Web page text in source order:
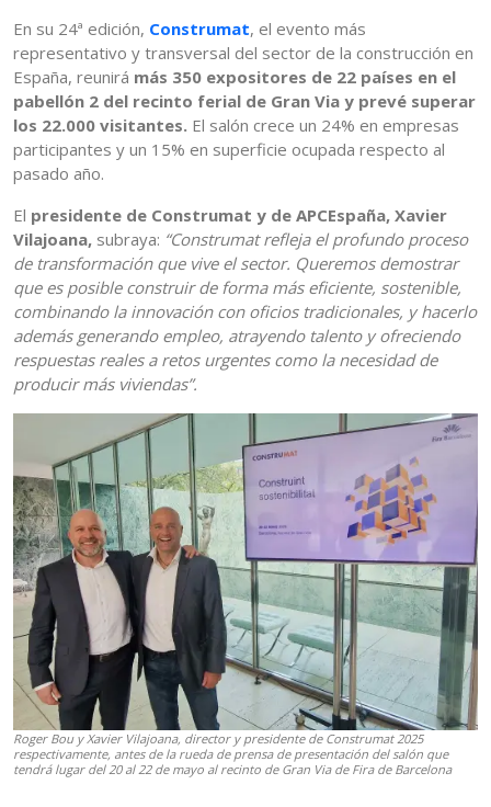
En su 24ª edición, Construmat, el evento más
representativo y transversal del sector de la construcción en
España, reunirá más 350 expositores de 22 países en el
pabellón 2 del recinto ferial de Gran Via y prevé superar
los 22.000 visitantes. El salón crece un 24% en empresas
participantes y un 15% en superficie ocupada respecto al
pasado año.
El presidente de Construmat y de APCEspaña, Xavier
Vilajoana, subraya: “Construmat refleja el profundo proceso
de transformación que vive el sector. Queremos demostrar
que es posible construir de forma más eficiente, sostenible,
combinando la innovación con oficios tradicionales, y hacerlo
además generando empleo, atrayendo talento y ofreciendo
respuestas reales a retos urgentes como la necesidad de
producir más viviendas”.
Roger Bou y Xavier Vilajoana, director y presidente de Construmat 2025
respectivamente, antes de la rueda de prensa de presentación del salón que
tendrá lugar del 20 al 22 de mayo al recinto de Gran Via de Fira de Barcelona